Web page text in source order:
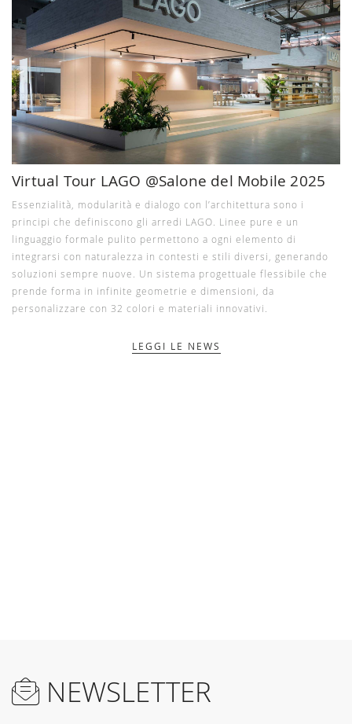
Virtual Tour LAGO @Salone del Mobile 2025
Essenzialità, modularità e dialogo con l’architettura sono i
principi che definiscono gli arredi LAGO. Linee pure e un
linguaggio formale pulito permettono a ogni elemento di
integrarsi con naturalezza in contesti e stili diversi, generando
soluzioni sempre nuove. Un sistema progettuale flessibile che
prende forma in infinite geometrie e dimensioni, da
personalizzare con 32 colori e materiali innovativi.
LEGGI LE NEWS
NEWSLETTER